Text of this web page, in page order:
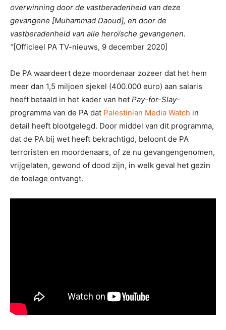
overwinning door de vastberadenheid van deze
gevangene [Muhammad Daoud], en door de
vastberadenheid van alle heroïsche gevangenen.
“[Officieel PA TV-nieuws, 9 december 2020]
De PA waardeert deze moordenaar zozeer dat het hem
meer dan 1,5 miljoen sjekel (400.000 euro) aan salaris
heeft betaald in het kader van het Pay-for-Slay-
programma van de PA dat Palestinian Media Watch in
detail heeft blootgelegd. Door middel van dit programma,
dat de PA bij wet heeft bekrachtigd, beloont de PA
terroristen en moordenaars, of ze nu gevangengenomen,
vrijgelaten, gewond of dood zijn, in welk geval het gezin
de toelage ontvangt.